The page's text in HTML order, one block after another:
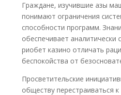
Граждане, изучившие азы
понимают ограничения
способности программ.
обеспечивает
риобет казино отличать
беспокойства от
Просветительские
обществу перестраиваться к